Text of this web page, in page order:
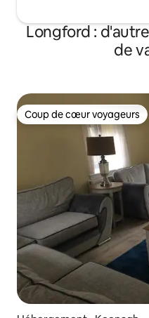
Longford :
de
Coup de cœur voyageurs
Coup de cœur voyageurs